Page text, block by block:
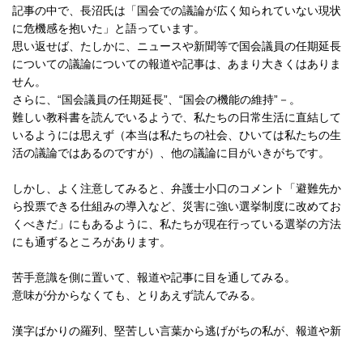
記事の中で、長沼氏は「国会での議論が広く知られていない現状
に危機感を抱いた」と語っています。
思い返せば、たしかに、ニュースや新聞等で国会議員の任期延長
についての議論についての報道や記事は、あまり大きくはありま
せん。
さらに、“国会議員の任期延長”、“国会の機能の維持”－。
難しい教科書を読んでいるようで、私たちの日常生活に直結して
いるようには思えず（本当は私たちの社会、ひいては私たちの生
活の議論ではあるのですが）、他の議論に目がいきがちです。
しかし、よく注意してみると、弁護士小口のコメント「避難先か
ら投票できる仕組みの導入など、災害に強い選挙制度に改めてお
くべきだ」にもあるように、私たちが現在行っている選挙の方法
にも通ずるところがあります。
苦手意識を側に置いて、報道や記事に目を通してみる。
意味が分からなくても、とりあえず読んでみる。
漢字ばかりの羅列、堅苦しい言葉から逃げがちの私が、報道や新